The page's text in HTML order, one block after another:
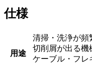
仕様
用途
清掃・洗浄が頻
切削屑が出る機
ケーブル・フレ